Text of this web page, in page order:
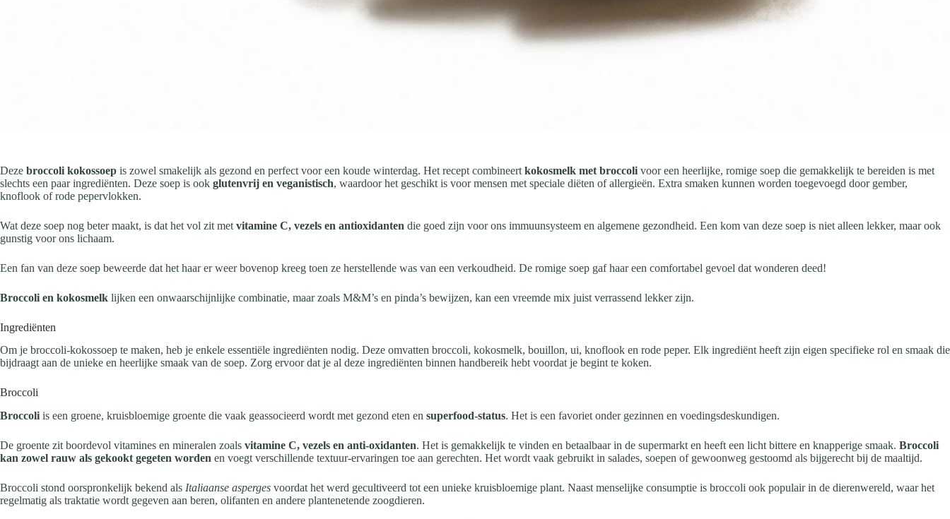
Deze broccoli kokossoep is zowel smakelijk als gezond en perfect voor een koude winterdag. Het recept combineert kokosmelk met broccoli voor een heerlijke, romige soep die gemakkelijk te bereiden is met
slechts een paar ingrediënten. Deze soep is ook glutenvrij en veganistisch, waardoor het geschikt is voor mensen met speciale diëten of allergieën. Extra smaken kunnen worden toegevoegd door gember,
knoflook of rode pepervlokken.
Wat deze soep nog beter maakt, is dat het vol zit met vitamine C, vezels en antioxidanten die goed zijn voor ons immuunsysteem en algemene gezondheid. Een kom van deze soep is niet alleen lekker, maar ook
gunstig voor ons lichaam.
Een fan van deze soep beweerde dat het haar er weer bovenop kreeg toen ze herstellende was van een verkoudheid. De romige soep gaf haar een comfortabel gevoel dat wonderen deed!
Broccoli en kokosmelk lijken een onwaarschijnlijke combinatie, maar zoals M&M’s en pinda’s bewijzen, kan een vreemde mix juist verrassend lekker zijn.
Ingrediënten
Om je broccoli-kokossoep te maken, heb je enkele essentiële ingrediënten nodig. Deze omvatten broccoli, kokosmelk, bouillon, ui, knoflook en rode peper. Elk ingrediënt heeft zijn eigen specifieke rol en smaak die
bijdraagt aan de unieke en heerlijke smaak van de soep. Zorg ervoor dat je al deze ingrediënten binnen handbereik hebt voordat je begint te koken.
Broccoli
Broccoli is een groene, kruisbloemige groente die vaak geassocieerd wordt met gezond eten en superfood-status. Het is een favoriet onder gezinnen en voedingsdeskundigen.
De groente zit boordevol vitamines en mineralen zoals vitamine C, vezels en anti-oxidanten. Het is gemakkelijk te vinden en betaalbaar in de supermarkt en heeft een licht bittere en knapperige smaak. Broccoli
kan zowel rauw als gekookt gegeten worden en voegt verschillende textuur-ervaringen toe aan gerechten. Het wordt vaak gebruikt in salades, soepen of gewoonweg gestoomd als bijgerecht bij de maaltijd.
Broccoli stond oorspronkelijk bekend als Italiaanse asperges voordat het werd gecultiveerd tot een unieke kruisbloemige plant. Naast menselijke consumptie is broccoli ook populair in de dierenwereld, waar het
regelmatig als traktatie wordt gegeven aan beren, olifanten en andere plantenetende zoogdieren.